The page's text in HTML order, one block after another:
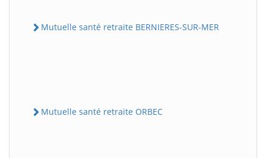
Mutuelle santé retraite BERNIERES-SUR-MER
Mutuelle santé retraite ORBEC